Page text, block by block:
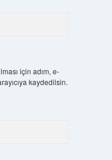
için adım, e-
kaydedilsin.